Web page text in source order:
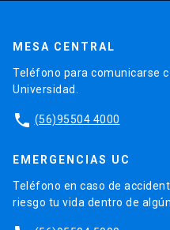
MESA CENTRAL
Teléfono para comunicarse
Universidad.
phone (56)95504 4000
EMERGENCIAS UC
Teléfono en caso de
riesgo tu vida dentro de